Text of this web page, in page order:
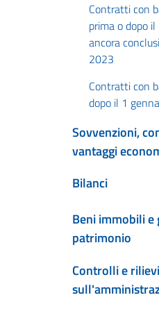
Contratti con
prima o dopo
ancora
2023
Contratti con
dopo il 1
Sovvenzioni,
vantaggi
Bilanci
Beni immobili e
patrimonio
Controlli e rilievi